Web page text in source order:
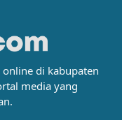
di kabupaten
media yang